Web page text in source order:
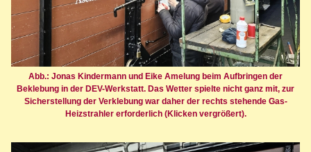
Abb.: Jonas Kindermann und Eike Amelung beim Aufbringen der
Beklebung in der DEV-Werkstatt. Das Wetter spielte nicht ganz mit, zur
Sicherstellung der Verklebung war daher der rechts stehende Gas-
Heizstrahler erforderlich (Klicken vergrößert).